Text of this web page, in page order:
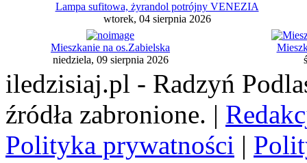
Lampa sufitowa, żyrandol potrójny VENEZIA
wtorek, 04 sierpnia 2026
Mieszkanie na os.Zabielska
niedziela, 09 sierpnia 2026
iledzisiaj.pl - Radzyń
źródła zabronione. |
Polityka prywatności |